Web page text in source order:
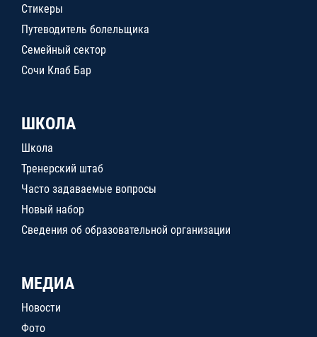
Стикеры
Путеводитель болельщика
Семейный сектор
Сочи Клаб Бар
ШКОЛА
Школа
Тренерский штаб
Часто задаваемые вопросы
Новый набор
Сведения об образовательной организации
МЕДИА
Новости
Фото